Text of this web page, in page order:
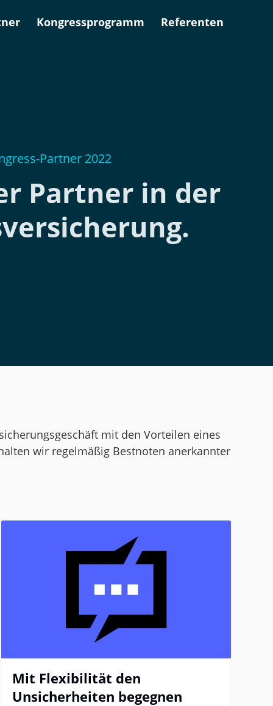
Kongressprogramm Referenten
Partner 2022
Partner in der
mit den Vorteilen eines
wir regelmäßig Bestnoten anerkannter
Mit Flexibilität den
Unsicherheiten begegnen